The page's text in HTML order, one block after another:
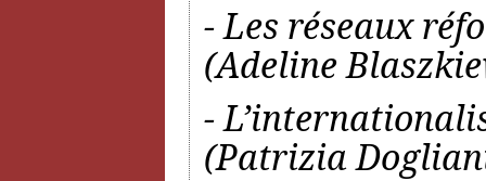
- Les réseaux
(Adeline
-
(Patrizia